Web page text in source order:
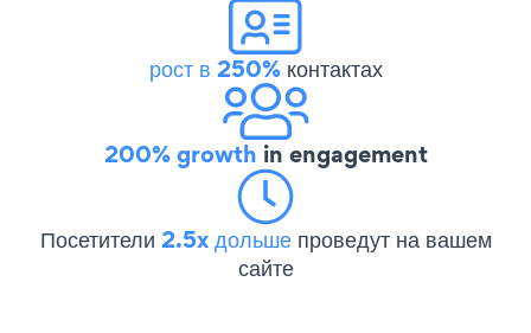
рост в 250%контактах
200% growth in engagement
Посетители 2.5x дольше проведут на вашем
сайте